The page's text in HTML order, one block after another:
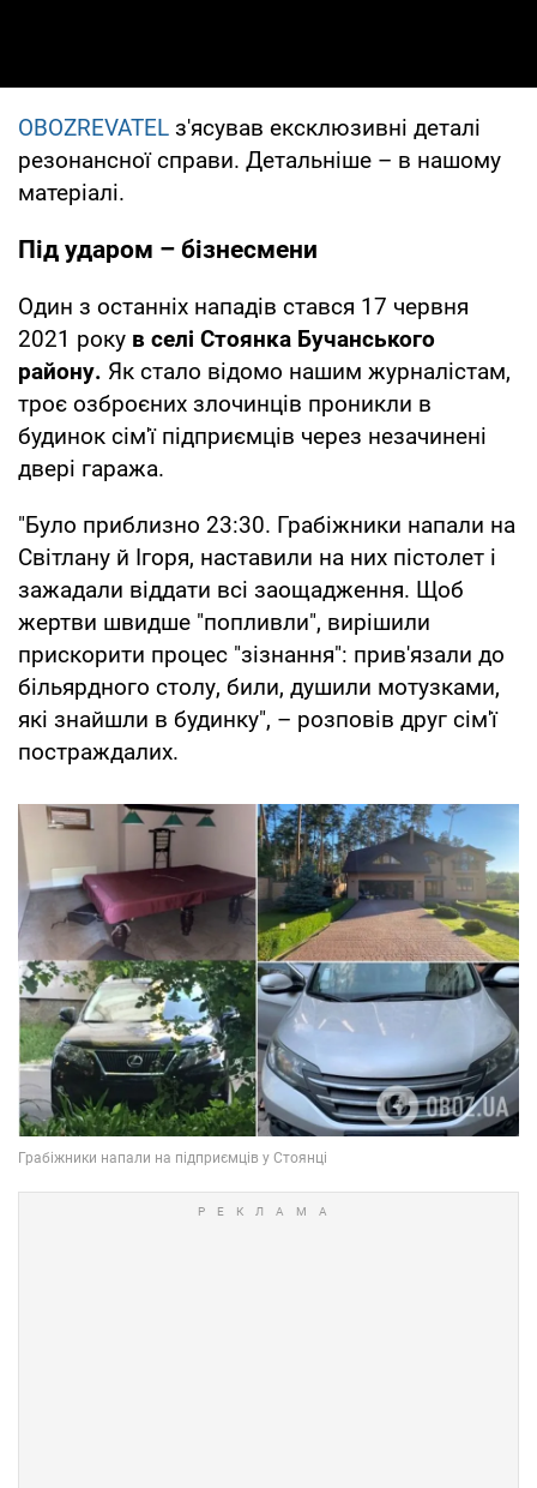
OBOZREVATEL з'ясував ексклюзивні деталі
резонансної справи. Детальніше – в нашому
матеріалі.
Під ударом – бізнесмени
Один з останніх нападів стався 17 червня
2021 року в селі Стоянка Бучанського
району. Як стало відомо нашим журналістам,
троє озброєних злочинців проникли в
будинок сім'ї підприємців через незачинені
двері гаража.
"Було приблизно 23:30. Грабіжники напали на
Світлану й Ігоря, наставили на них пістолет і
зажадали віддати всі заощадження. Щоб
жертви швидше "попливли", вирішили
прискорити процес "зізнання": прив'язали до
більярдного столу, били, душили мотузками,
які знайшли в будинку", – розповів друг сім'ї
постраждалих.